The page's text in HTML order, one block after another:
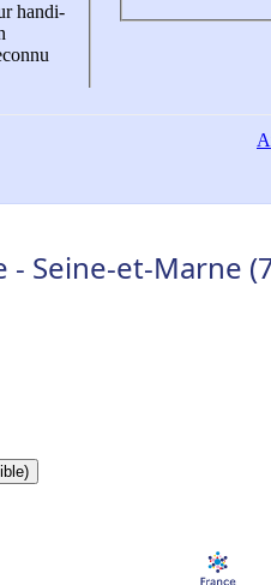
handi-
- Seine-et-Marne